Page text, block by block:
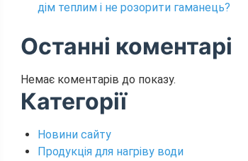
дім теплим і не розорити гаманець?
Останні коментарі
Немає коментарів до показу.
Категорії
Новини сайту
Продукція для нагріву води